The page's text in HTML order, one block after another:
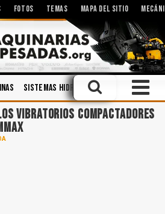
FOTOS TEMAS MAPA DEL SITIO
Sistemas Hidráulicos Seguridad
VIBRATORIOS COMPACTADORES